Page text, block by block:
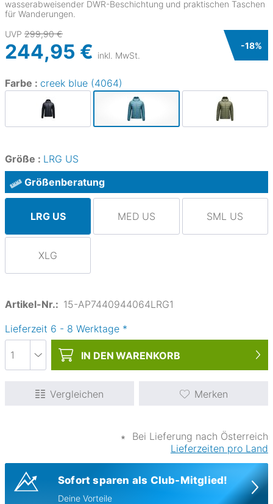
wasserabweisender DWR-Beschichtung und praktischen Taschen
für Wanderungen.
UVP 299,90 €
244,95 € inkl. MwSt.
-18%
Farbe : creek blue (4064)
Größe : LRG US
Größenberatung
LRG US MED US SML US
XLG
Artikel-Nr.: 15-AP7440944064LRG1
Lieferzeit 6 - 8 Werktage *
IN DEN WARENKORB
Vergleichen Merken
∗
Bei Lieferung nach Österreich
Lieferzeiten pro Land
Sofort sparen als Club-Mitglied!
Deine Vorteile